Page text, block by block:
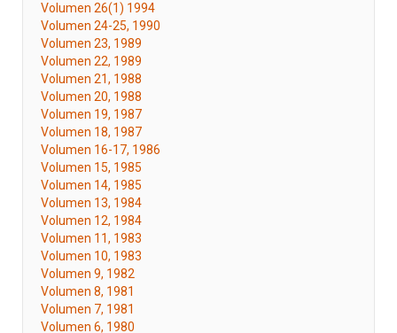
Volumen 26(1) 1994
Volumen 24-25, 1990
Volumen 23, 1989
Volumen 22, 1989
Volumen 21, 1988
Volumen 20, 1988
Volumen 19, 1987
Volumen 18, 1987
Volumen 16-17, 1986
Volumen 15, 1985
Volumen 14, 1985
Volumen 13, 1984
Volumen 12, 1984
Volumen 11, 1983
Volumen 10, 1983
Volumen 9, 1982
Volumen 8, 1981
Volumen 7, 1981
Volumen 6, 1980